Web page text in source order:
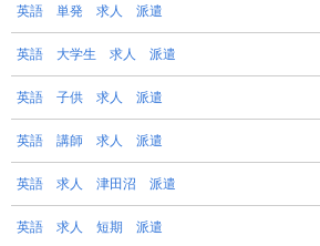
英語 単発 求人 派遣
英語 大学生 求人 派遣
英語 子供 求人 派遣
英語 講師 求人 派遣
英語 求人 津田沼 派遣
英語 求人 短期 派遣